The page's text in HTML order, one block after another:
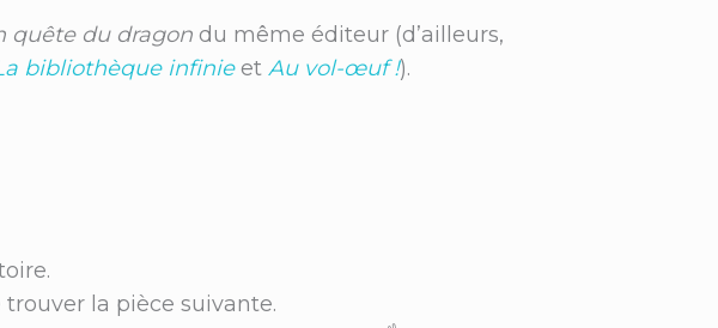
quête du dragon du même éditeur (d’ailleurs,
bibliothèque infinieet Au vol-œuf !).
la pièce suivante.